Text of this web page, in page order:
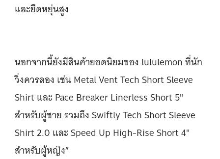
และยืดหยุ่นสูง
นอกจากนี้ยังมีสินค้ายอดนิยมของ lululemon ที่นัก
วิ่งควรลอง เช่น Metal Vent Tech Short Sleeve
Shirt และ Pace Breaker Linerless Short 5"
สำหรับผู้ชาย รวมถึง Swiftly Tech Short Sleeve
Shirt 2.0 และ Speed Up High-Rise Short 4"
สำหรับผู้หญิง”